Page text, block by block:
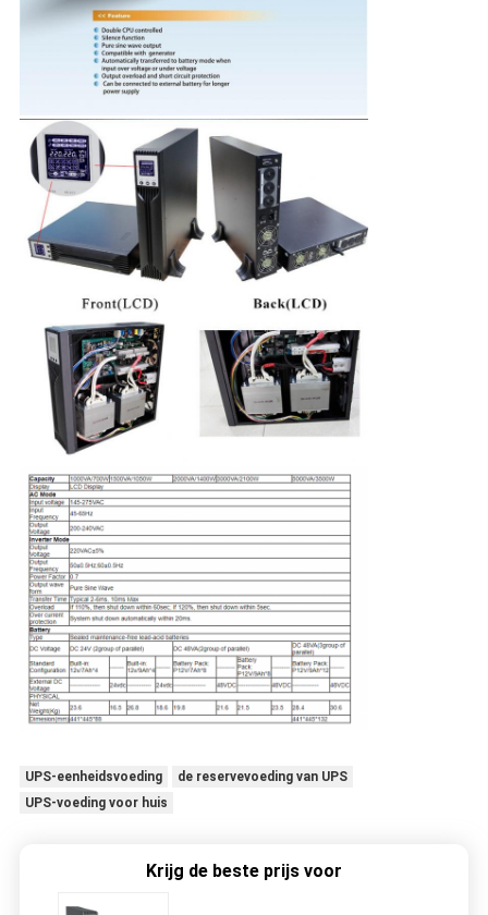
UPS-eenheidsvoeding
de reservevoeding van UPS
UPS-voeding voor huis
Krijg de beste prijs voor